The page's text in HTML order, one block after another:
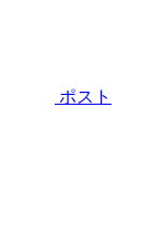
ポスト